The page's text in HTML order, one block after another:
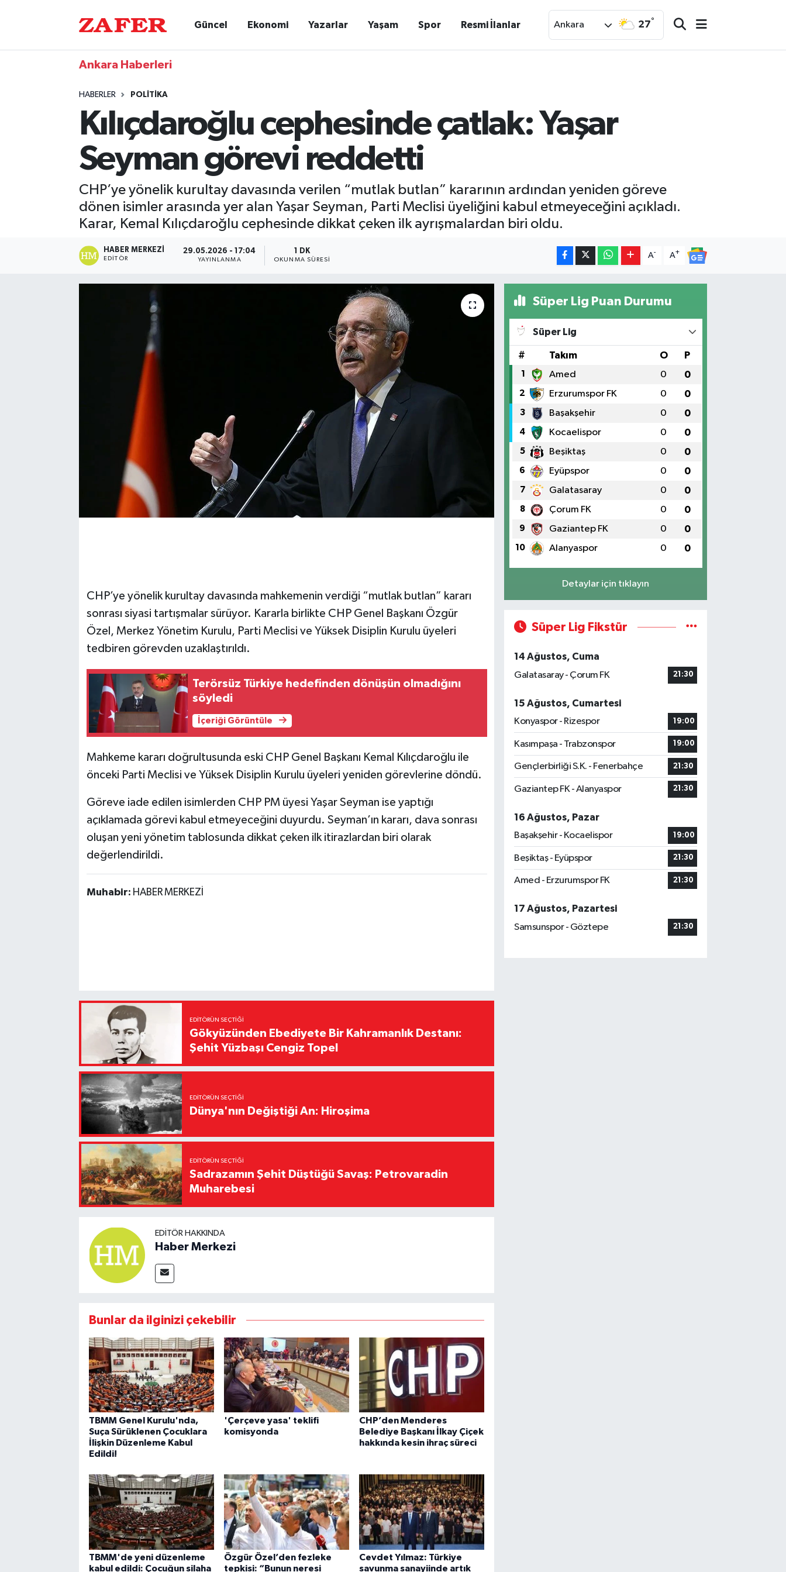
Güncel Ekonomi Yazarlar Yaşam Spor Resmi İlanlar Ankara 27°
Ankara Haberleri
HABERLER POLITIKA
Kılıçdaroğlu cephesinde çatlak: Yaşar
Seyman görevi reddetti
CHP’ye yönelik kurultay davasında verilen “mutlak butlan” kararının ardından yeniden göreve
dönen isimler arasında yer alan Yaşar Seyman, Parti Meclisi üyeliğini kabul etmeyeceğini açıkladı.
Karar, Kemal Kılıçdaroğlu cephesinde dikkat çeken ilk ayrışmalardan biri oldu.
HABER MERKEZI
EDITÖR
29.05.2026 - 17:04
YAYINLANMA
1 DK
OKUNMA SÜRESI
A- A+
CHP’ye yönelik kurultay davasında mahkemenin verdiği “mutlak butlan” kararı
sonrası siyasi tartışmalar sürüyor. Kararla birlikte CHP Genel Başkanı Özgür
Özel, Merkez Yönetim Kurulu, Parti Meclisi ve Yüksek Disiplin Kurulu üyeleri
tedbiren görevden uzaklaştırıldı.
Terörsüz Türkiye hedefinden dönüşün olmadığını
söyledi
İçeriği Görüntüle
Mahkeme kararı doğrultusunda eski CHP Genel Başkanı Kemal Kılıçdaroğlu ile
önceki Parti Meclisi ve Yüksek Disiplin Kurulu üyeleri yeniden görevlerine döndü.
Göreve iade edilen isimlerden CHP PM üyesi Yaşar Seyman ise yaptığı
açıklamada görevi kabul etmeyeceğini duyurdu. Seyman’ın kararı, dava sonrası
oluşan yeni yönetim tablosunda dikkat çeken ilk itirazlardan biri olarak
değerlendirildi.
Muhabir: HABER MERKEZİ
EDITÖRÜN SEÇTIĞI
Gökyüzünden Ebediyete Bir Kahramanlık Destanı:
Şehit Yüzbaşı Cengiz Topel
EDITÖRÜN SEÇTIĞI
Dünya'nın Değiştiği An: Hiroşima
EDITÖRÜN SEÇTIĞI
Sadrazamın Şehit Düştüğü Savaş: Petrovaradin
Muharebesi
EDITÖR HAKKINDA
Haber Merkezi
Bunlar da ilginizi çekebilir
TBMM Genel Kurulu'nda,
Suça Sürüklenen Çocuklara
İlişkin Düzenleme Kabul
Edildi!
'Çerçeve yasa' teklifi
komisyonda
CHP’den Menderes
Belediye Başkanı İlkay Çiçek
hakkında kesin ihraç süreci
TBMM'de yeni düzenleme
kabul edildi: Çocuğun silaha
Özgür Özel’den fezleke
tepkisi: “Bunun neresi
Cevdet Yılmaz: Türkiye
savunma sanayiinde artık
Süper Lig Puan Durumu
Süper Lig
# Takım O P
1 Amed 0 0
2 Erzurumspor FK 0 0
3 Başakşehir 0 0
4 Kocaelispor 0 0
5 Beşiktaş 0 0
6 Eyüpspor 0 0
7 Galatasaray 0 0
8 Çorum FK 0 0
9 Gaziantep FK 0 0
10 Alanyaspor 0 0
Detaylar için tıklayın
Süper Lig Fikstür
14 Ağustos, Cuma
Galatasaray - Çorum FK
21:30
15 Ağustos, Cumartesi
Konyaspor - Rizespor
19:00
Kasımpaşa - Trabzonspor 19:00
Gençlerbirliği S.K. - Fenerbahçe 21:30
Gaziantep FK - Alanyaspor 21:30
16 Ağustos, Pazar
Başakşehir - Kocaelispor
19:00
Beşiktaş - Eyüpspor 21:30
Amed - Erzurumspor FK 21:30
17 Ağustos, Pazartesi
Samsunspor - Göztepe
21:30